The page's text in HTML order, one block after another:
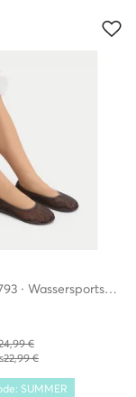
CEOWB-802793 · Wassersportschuhe
€
22,99 €
SUMMER